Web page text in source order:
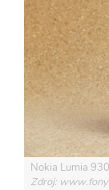
Nokia Lumia
Zdroj: